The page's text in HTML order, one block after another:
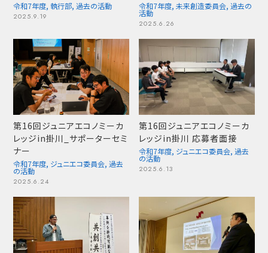
令和7年度,執行部,過去の活動
2025.9.19
令和7年度, 未来創造委員会, 過去の
活動
2025.6.26
第16回ジュニアエコノミーカ
レッジin掛川_サポーターセミ
ナー
令和7年度, ジュニエコ委員会,過去
の活動
2025.6.24
第16回ジュニアエコノミーカ
レッジin掛川 応募者面接
令和7年度, ジュニエコ委員会, 過去
の活動
2025.6.13